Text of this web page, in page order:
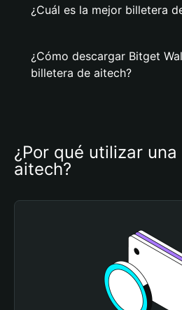
¿Cuál es la mejor billetera
¿Cómo descargar Bitget
billetera de aitech?
¿Por qué utilizar
aitech?